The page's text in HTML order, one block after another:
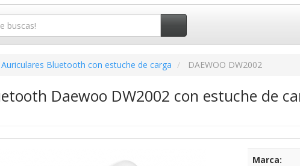
Auriculares Bluetooth con estuche de carga DAEWOO DW2002
Daewoo DW2002 con estuche de
Marca: